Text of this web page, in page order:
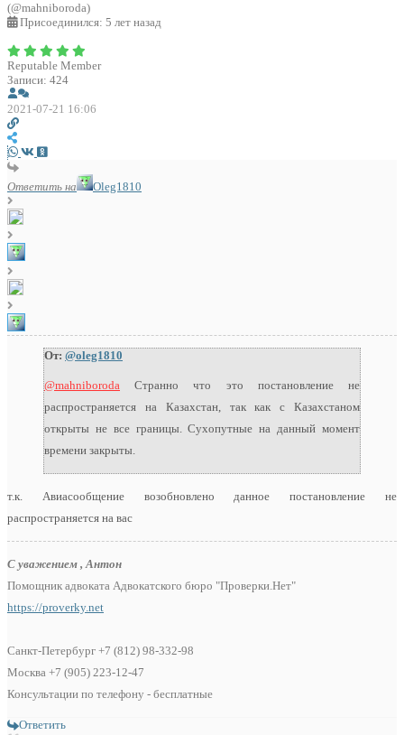
(@mahniboroda)
Присоединился: 5 лет назад
Reputable Member
Записи: 424
2021-07-21 16:06
Ответить на Oleg1810
От: @oleg1810
@mahniboroda Странно что это постановление не
распространяется на Казахстан, так как с Казахстаном
открыты не все границы. Сухопутные на данный момент
времени закрыты.
т.к. Авиасообщение возобновлено данное постановление не
распространяется на вас
С уважением , Антон
Помощник адвоката Адвокатского бюро "Проверки.Нет"
https://proverky.net
Санкт-Петербург +7 (812) 98-332-98
Москва +7 (905) 223-12-47
Консультации по телефону - бесплатные
Ответить